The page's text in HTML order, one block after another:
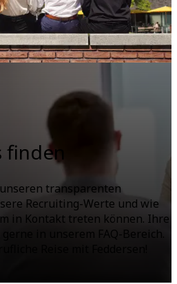
finden
transparenten
Recruiting-Werte und wie
in Kontakt treten können. Ihre
in unserem FAQ-Bereich.
Reise mit Feddersen!